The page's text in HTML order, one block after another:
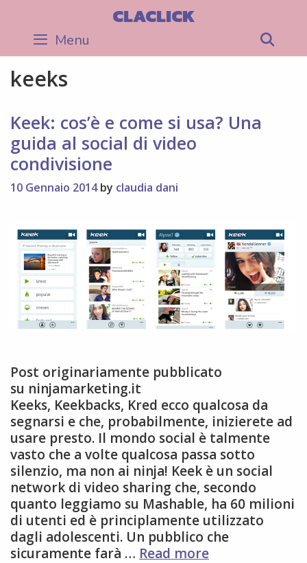
content
CLACLICK
Menu
keeks
Keek: cos’è e come si usa? Una
guida al social di video
condivisione
10 Gennaio 2014 by claudia dani
Post originariamente pubblicato
su ninjamarketing.it
Keeks, Keekbacks, Kred ecco qualcosa da
segnarsi e che, probabilmente, inizierete ad
usare presto. Il mondo social è talmente
vasto che a volte qualcosa passa sotto
silenzio, ma non ai ninja! Keek è un social
network di video sharing che, secondo
quanto leggiamo su Mashable, ha 60 milioni
di utenti ed è principlamente utilizzato
dagli adolescenti. Un pubblico che
sicuramente farà … Read moreKeek: